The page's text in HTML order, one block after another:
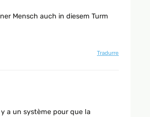
Mensch auch in diesem Turm
Tradurre
a un système pour que la